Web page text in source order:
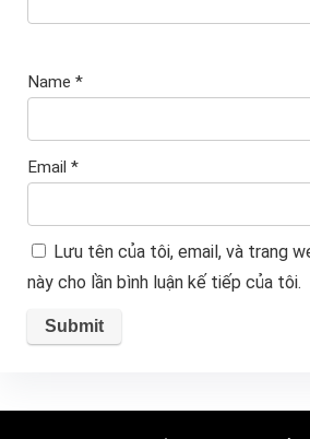
Name *
Email *
Lưu tên của tôi, email, và trang
này cho lần bình luận kế tiếp của tôi.